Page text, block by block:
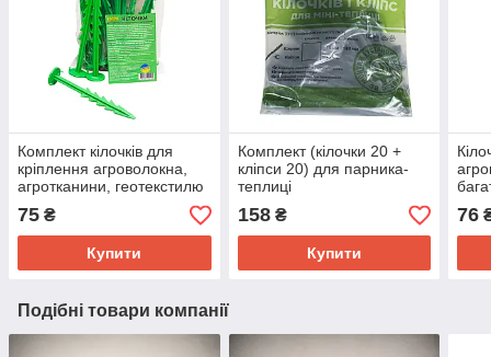
Комплект кілочків для
кріплення агроволокна,
агротканини, геотекстилю
(20 штук)
75 ₴
Купити
Комплект (кілочки 20 +
кліпси 20) для парника-
теплиці
158₴
Купити
(20
76
Подібні товари компанії